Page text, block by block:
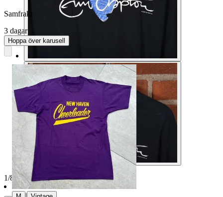
1/8
Samfrakt
3 dagar
Hoppa över karusell